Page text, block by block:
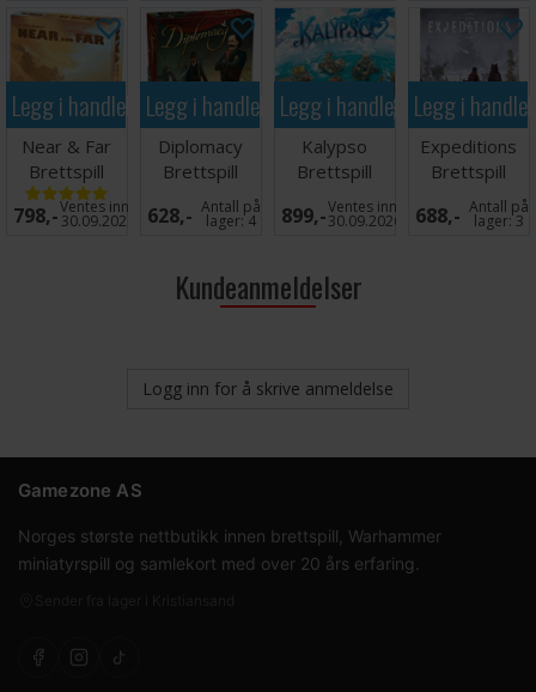
Legg i handlekurven
Near & Far
Brettspill
798,-Ventes inn
30.09.2026
Legg i handlekurven
Diplomacy
Brettspill
628,- Antall på
lager:4
Legg i handlekurven
Kalypso
Brettspill
899,-Ventes inn
30.09.2026
Legg i
Expeditions
Brettspill
688,- Antall på
lager:3
Kundeanmeldelser
Logg inn for å skrive anmeldelse
Gamezone AS
Norges største nettbutikk innen brettspill, Warhammer
miniatyrspill og samlekort med over 20 års erfaring.